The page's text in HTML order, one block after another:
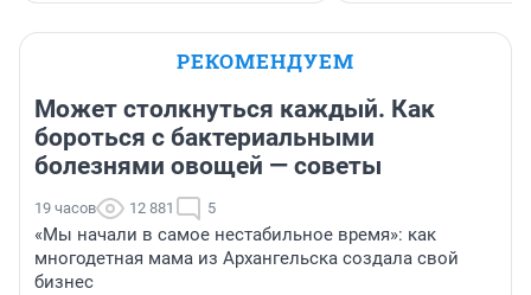
РЕКОМЕНДУЕМ
Может столкнуться каждый. Как
бороться с бактериальными
болезнями овощей — советы
19 часов 12 881 5
«Мы начали в самое нестабильное время»: как
многодетная мама из Архангельска создала свой
бизнес